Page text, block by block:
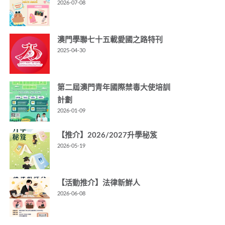
2026-07-08
澳門學聯七十五載愛國之路特刊
2025-04-30
第二屆澳門青年國際禁毒大使培訓
計劃
2026-01-09
【推介】2026/2027升學秘笈
2026-05-19
【活動推介】法律新鮮人
2026-06-08